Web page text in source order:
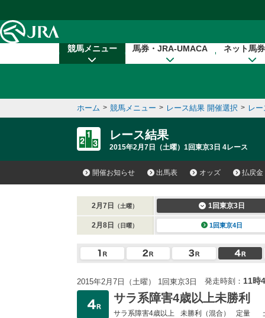
競馬メニュー 馬券・JRA-UMACA ネット馬
ホーム > 競馬メニュー > レース結果 開催選択 > レ
レース結果
2015年2月7日（土曜）1回東京3日 4レース
開催お知らせ 出馬表 オッズ 払戻金
2月7日 （土曜） 1回東京3日
2月8日 （日曜） 1回東京4日
2015年2月7日（土曜） 1回東京3日 発走時刻： 11時
サラ系障害4歳以上未勝利
サラ系障害4歳以上 未勝利 （混合） 定量